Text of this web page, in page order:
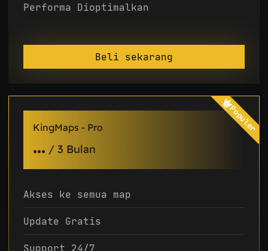
Performa Dioptimalkan
Beli sekarang
Populer
KingMaps - Pro
... / 3 Bulan
Akses ke semua map
Update Gratis
Support 24/7